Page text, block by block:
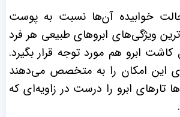
خوابیده آن‌ها نسبت به پوست
ویژگی‌های ابروهای طبیعی هر فرد
ابرو هم مورد توجه قرار بگیرد.
این امکان را به متخصص می‌دهند
تارهای ابرو را درست در زاویه‌ای که